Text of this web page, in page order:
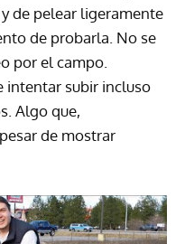
de pelear ligeramente
de probarla. No se
por el campo.
intentar subir incluso
Algo que,
de mostrar